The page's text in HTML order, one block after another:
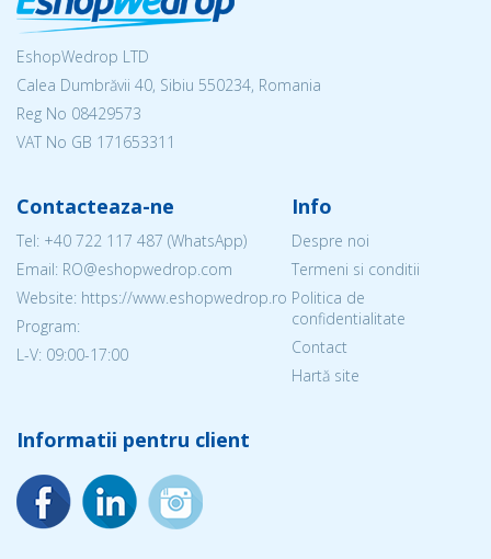
EshopWedrop LTD
Calea Dumbrăvii 40, Sibiu 550234, Romania
Reg No 08429573
VAT No GB 171653311
Contacteaza-ne
Tel: +40 722 117 487 (WhatsApp)
Email: RO@eshopwedrop.com
Website: https://www.eshopwedrop.ro
Program:
L-V: 09:00-17:00
Info
Despre noi
Termeni si conditii
Politica de
confidentialitate
Contact
Hartă site
Informatii pentru client